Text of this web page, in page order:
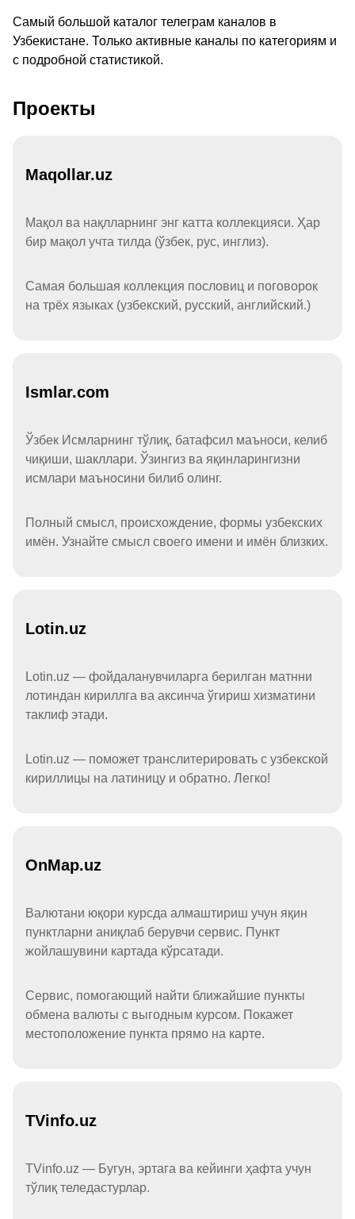
Самый большой каталог телеграм каналов в
Узбекистане. Только активные каналы по категориям и
с подробной статистикой.
Проекты
Maqollar.uz
Мақол ва нақлларнинг энг катта коллекцияси. Ҳар
бир мақол учта тилда (ўзбек, рус, инглиз).
Самая большая коллекция пословиц и поговорок
на трёх языках (узбекский, русский, английский.)
Ismlar.com
Ўзбек Исмларнинг тўлиқ, батафсил маъноси, келиб
чиқиши, шакллари. Ўзингиз ва яқинларингизни
исмлари маъносини билиб олинг.
Полный смысл, происхождение, формы узбекских
имён. Узнайте смысл своего имени и имён близких.
Lotin.uz
Lotin.uz — фойдаланувчиларга берилган матнни
лотиндан кириллга ва аксинча ўгириш хизматини
таклиф этади.
Lotin.uz — поможет транслитерировать с узбекской
кириллицы на латиницу и обратно. Легко!
OnMap.uz
Валютани юқори курсда алмаштириш учун яқин
пунктларни аниқлаб берувчи сервис. Пункт
жойлашувини картада кўрсатади.
Сервис, помогающий найти ближайшие пункты
обмена валюты с выгодным курсом. Покажет
местоположение пункта прямо на карте.
TVinfo.uz
TVinfo.uz — Бугун, эртага ва кейинги ҳафта учун
тўлиқ теледастурлар.